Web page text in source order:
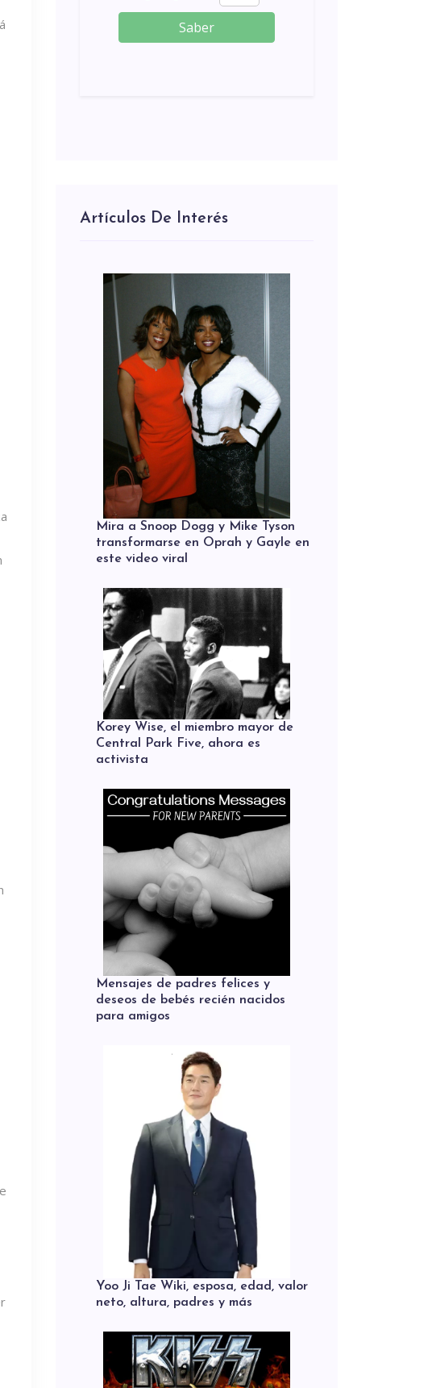
Saber
Artículos De Interés
Mira a Snoop Dogg y Mike Tyson
transformarse en Oprah y Gayle en
este video viral
Korey Wise, el miembro mayor de
Central Park Five, ahora es
activista
Mensajes de padres felices y
deseos de bebés recién nacidos
para amigos
Yoo Ji Tae Wiki, esposa, edad, valor
neto, altura, padres y más